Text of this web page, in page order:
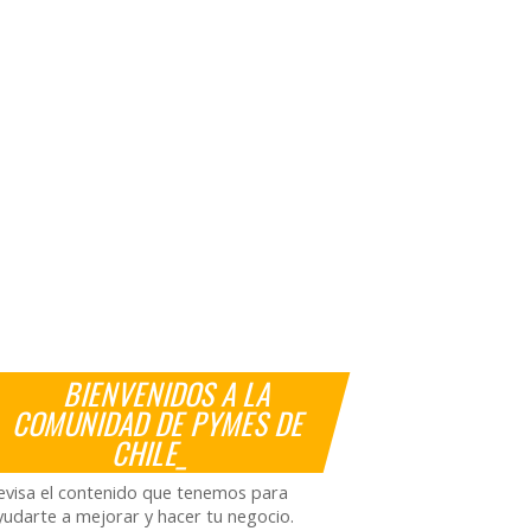
BIENVENIDOS A LA
COMUNIDAD DE PYMES DE
CHILE_
el contenido que tenemos para
a mejorar y hacer tu negocio.